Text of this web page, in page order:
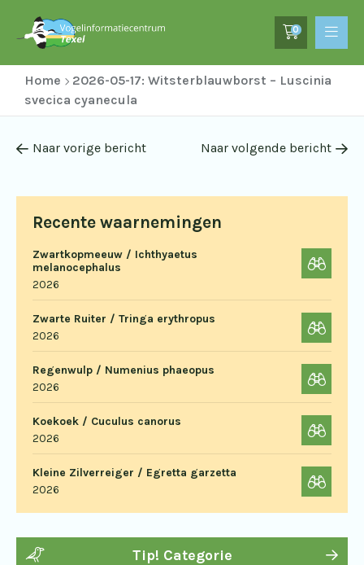
0
Home
2026-05-17: Witsterblauwborst – Luscinia
svecica cyanecula
Recente waarnemingen
Zwartkopmeeuw / Ichthyaetus
melanocephalus
2026
Zwarte Ruiter / Tringa erythropus
2026
Regenwulp / Numenius phaeopus
2026
Koekoek / Cuculus canorus
2026
Kleine Zilverreiger / Egretta garzetta
2026
Tip! Categorie
Naar vorige bericht Naar volgende bericht